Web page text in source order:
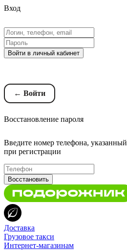
Вход
Войти в личный кабинет
← Войти
Восстановление пароля
Введите номер телефона, указанный
при регистрации
Восстановить
Доставка
Грузовое такси
Интернет-магазинам